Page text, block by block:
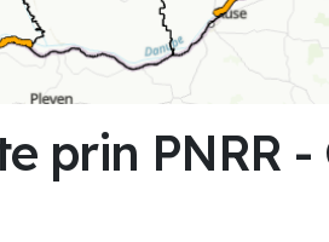
prin PNRR -